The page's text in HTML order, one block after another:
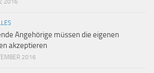
Angehörige müssen die eigenen
akzeptieren
2016